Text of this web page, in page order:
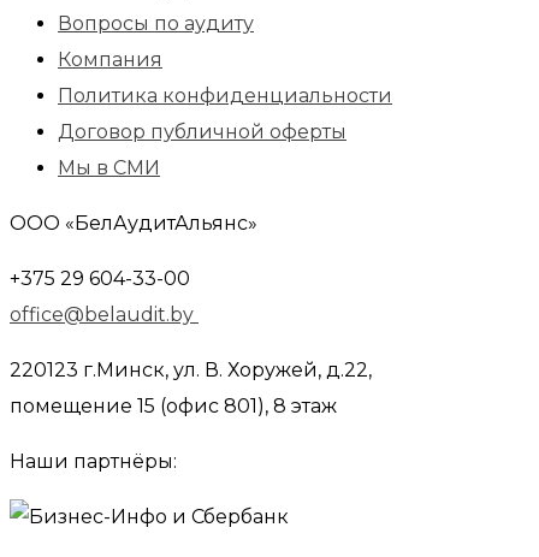
Вопросы по аудиту
Компания
Политика конфиденциальности
Договор публичной оферты
Мы в СМИ
ООО «БелАудитАльянс»
+375 29 604-33-00
office@belaudit.by
220123 г.Минск, ул. В. Хоружей, д.22,
помещение 15 (офис 801), 8 этаж
Наши партнёры: